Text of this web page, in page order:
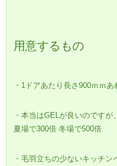
用意するもの
・1ドアあたり長さ900ｍｍ
・本当はGELが良いのですが
夏場で300倍 冬場で500倍
・毛羽立ちの少ないキッチン